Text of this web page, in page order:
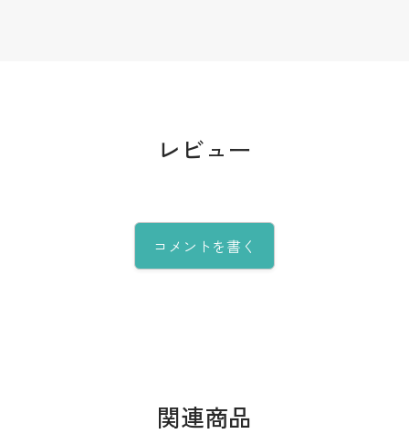
レビュー
コメントを書く
関連商品